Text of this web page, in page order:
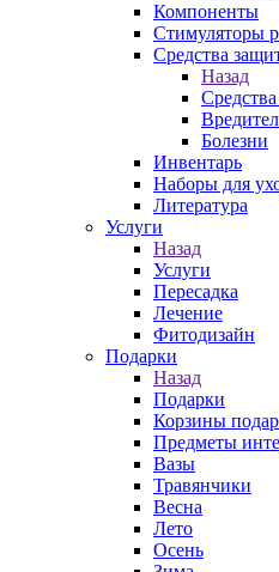
Компоненты
Стимуляторы
Средства
Назад
Болезни
Инвентарь
Наборы для
Литература
Услуги
Назад
Услуги
Пересадка
Лечение
Фитодизайн
Подарки
Назад
Подарки
Корзины
Предметы
Вазы
Травянчики
Весна
Лето
Осень